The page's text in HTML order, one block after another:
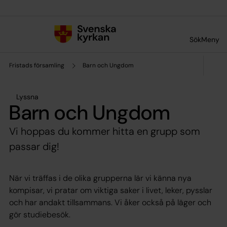
SökMeny
Fristads församling Barn och Ungdom
Lyssna
Barn och Ungdom
Vi hoppas du kommer hitta en grupp som
passar dig!
När vi träffas i de olika grupperna lär vi känna nya
kompisar, vi pratar om viktiga saker i livet, leker, pysslar
och har andakt tillsammans. Vi åker också på läger och
gör studiebesök.